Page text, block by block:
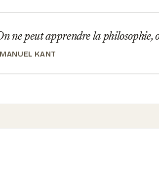
ne peut apprendre la philosophie,
KANT